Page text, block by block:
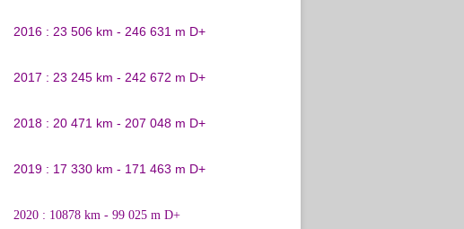
2016 : 23 506 km - 246 631 m D+
2017 : 23 245 km - 242 672 m D+
2018 : 20 471 km - 207 048 m D+
2019 : 17 330 km - 171 463 m D+
2020 : 10878 km - 99 025 m D+